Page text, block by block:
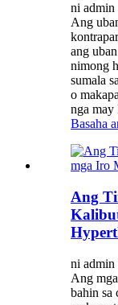
ni admin
Ang
ang
nimong
sumala
o
nga may
Basaha
Ang
ni admin
Ang
bahin sa